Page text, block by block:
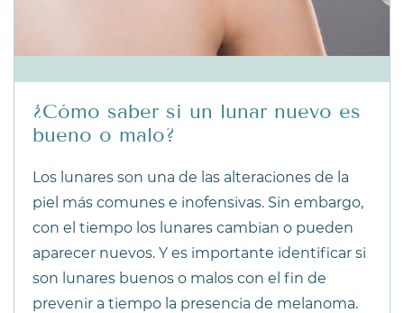
¿Cómo saber si un lunar nuevo es
bueno o malo?
Los lunares son una de las alteraciones de la
piel más comunes e inofensivas. Sin embargo,
con el tiempo los lunares cambian o pueden
aparecer nuevos. Y es importante identificar si
son lunares buenos o malos con el fin de
prevenir a tiempo la presencia de melanoma.